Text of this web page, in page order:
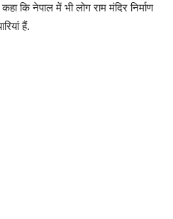
कि नेपाल में भी लोग राम मंदिर निर्माण
हैं.